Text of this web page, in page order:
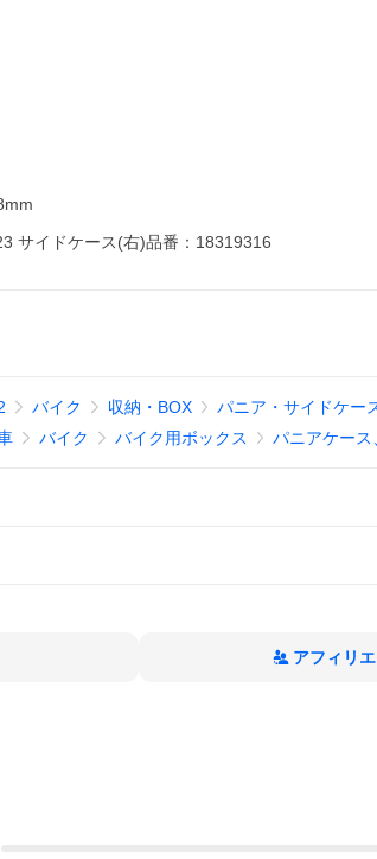
サイドケース(右)品番：18319316
バイク 収納・BOX
パニア・サイドケー
バイク バイク用ボックス パニアケース
アフィリ